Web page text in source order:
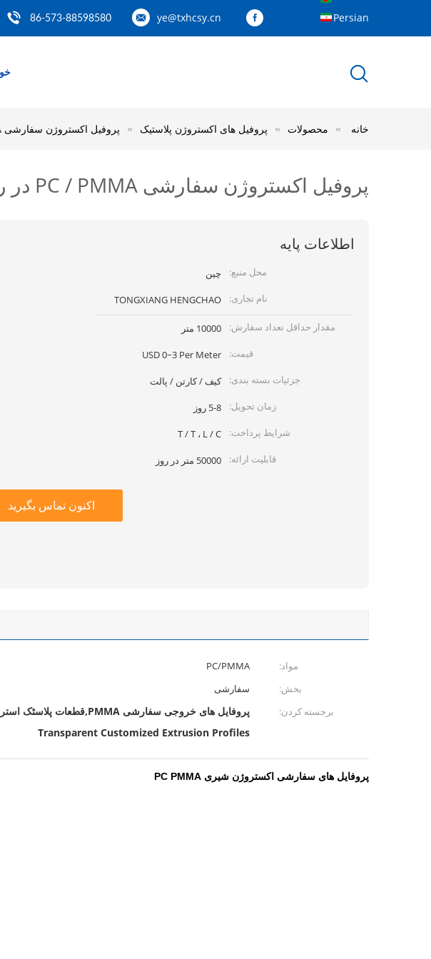
ye@txhcsy.cn
86-573-88598580 Persian
خانه محصولات پروفیل های اکستروژن پلاستیک پروفیل اکستروژن سفارشی PC / PMMA در رنگ شفاف / شیری
پروفیل اکستروژن سفارشی PC / PMMA در رنگ شفاف / شیری
اطلاعات پایه
محل منبع:
چین
نام تجاری:
TONGXIANG HENGCHAO
مقدار حداقل تعداد سفارش:
10000 متر
قیمت:
USD 0~3 Per Meter
جزئیات بسته بندی:
کیف / کارتن / پالت
زمان تحویل:
5-8 روز
شرایط پرداخت:
T / T ، L / C
قابلیت ارائه:
50000 متر در روز
اکنون تماس بگیرید
مواد: PC/PMMA
بخش:
سفارشی
برجسته کردن:
پروفایل های خروجی سفارشی PMMA,قطعات پلاسٹک استروژن شده رنگ شیری,پروفایل های خیاطی شفاف
Transparent Customized Extrusion Profiles
پروفایل های سفارشی اکستروژن شیری PC PMMA